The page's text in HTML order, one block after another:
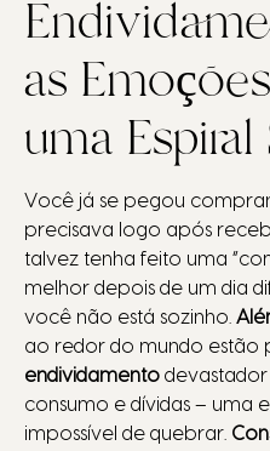
as
uma
Você já se pegou
precisava logo após
talvez tenha feito uma
melhor depois de um dia
você não está sozinho.
ao redor do mundo estão
endividamento
consumo e dívidas – uma
impossível de quebrar.